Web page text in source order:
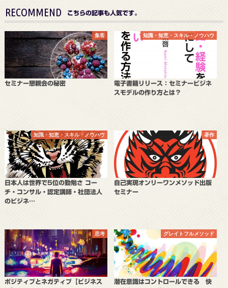
RECOMMEND こちらの記事も人気です。
集客
セミナー懇親会の秘密
知識・知恵・スキル・ノウハウ
電子書籍リリース：セミナービジネ
スモデルの作り方とは？
知識・知恵・スキル・ノウハウ
日本人は世界で5位の勤勉さ コー
チ・コンサル・認定講師・社団法人
のビジネ…
著作
自己実現オンリーワンメソッド出版
セミナー
思考
ポジティブとネガティブ【ビジネス
グレイトフルメソッド
潜在意識はコントロールできる 快